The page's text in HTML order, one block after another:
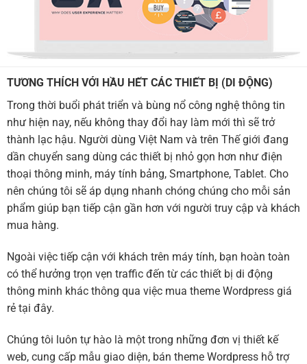
TƯƠNG THÍCH VỚI HẦU HẾT CÁC THIẾT BỊ (DI ĐỘNG)
Trong thời buổi phát triển và bùng nổ công nghệ thông tin
như hiện nay, nếu không thay đổi hay làm mới thì sẽ trở
thành lạc hậu. Người dùng Việt Nam và trên Thế giới đang
dần chuyển sang dùng các thiết bị nhỏ gọn hơn như điện
thoại thông minh, máy tính bảng, Smartphone, Tablet. Cho
nên chúng tôi sẽ áp dụng nhanh chóng chúng cho mỗi sản
phẩm giúp bạn tiếp cận gần hơn với người truy cập và khách
mua hàng.
Ngoài việc tiếp cận với khách trên máy tính, bạn hoàn toàn
có thể hưởng trọn vẹn traffic đến từ các thiết bị di động
thông minh khác thông qua việc mua theme Wordpress giá
rẻ tại đây.
Chúng tôi luôn tự hào là một trong những đơn vị thiết kế
web, cung cấp mẫu giao diện, bán theme Wordpress hỗ trợ